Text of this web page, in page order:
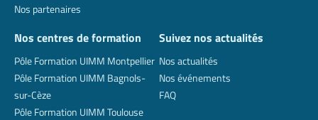
Nos partenaires
Nos centres de formation
Pôle Formation UIMM Montpellier
Pôle Formation UIMM Bagnols-
sur-Cèze
Pôle Formation UIMM Toulouse
Suivez nos actualités
Nos actualités
Nos événements
FAQ